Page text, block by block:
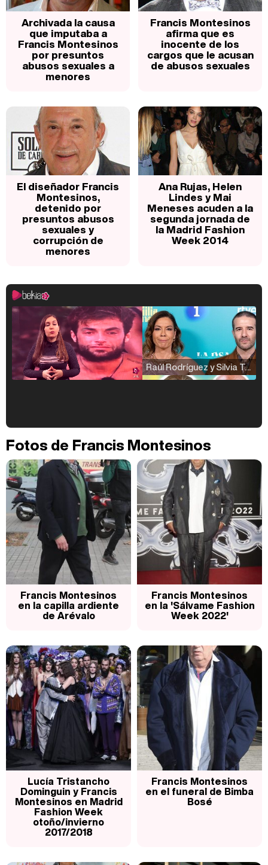
Archivada la causa
que imputaba a
Francis Montesinos
por presuntos
abusos sexuales a
menores
Francis Montesinos
afirma que es
inocente de los
cargos que le acusan
de abusos sexuales
El diseñador Francis
Montesinos,
detenido por
presuntos abusos
sexuales y
corrupción de
menores
Ana Rujas, Helen
Lindes y Mai
Meneses acuden a la
segunda jornada de
la Madrid Fashion
Week 2014
Raúl Rodríguez y Silvia Taulés nos cuentan su papel en 'La familia de la tele'
Carlota Corredera y Javier de Hoyos: "La tele tiene que representar al público también y aquí están todos los perfiles posibles&quo;
Manu Baqueiro: "Tuve como referente a Bruce Willis en 'Luz de Luna' para mi trabajo en la serie 'Perdiendo el juicio'"
Magdalena de Suecia responde a las críticas y explica por qué le han permitido lanzar su propio negocio
Fotos de Francis Montesinos
Francis Montesinos
en la capilla ardiente
de Arévalo
Francis Montesinos
en la 'Sálvame Fashion
Week 2022'
Lucía Tristancho
Dominguin y Francis
Montesinos en Madrid
Fashion Week
otoño/invierno
2017/2018
Francis Montesinos
en el funeral de Bimba
Bosé